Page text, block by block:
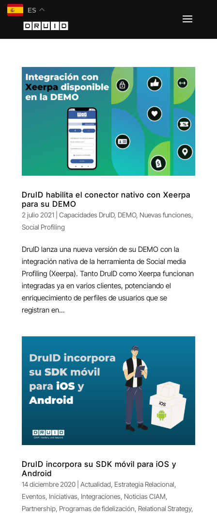
DruID habilita el conector nativo con Xeerpa
para su DEMO
2 julio 2021 Capacidades DruID, DEMO, Nuevas funciones,
Social Profiling
DruID lanza una nueva versión de su DEMO con la
integración nativa de la herramienta de Social media
Profiling (Xeerpa). Tanto DruID como Xeerpa funcionan
integradas ya en varios clientes, potenciando el
enriquecimiento de perfiles de usuarios que se
registran en...
DruID incorpora su SDK móvil para iOS y
Android
14 diciembre 2020| Actualidad, Estrategia Relacional,
Eventos, Iniciativas, Integraciones, Noticias CIAM,
Partnership, Programas de fidelización, Relational Strategy,
ES